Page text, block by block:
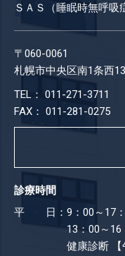
ＳＡＳ（睡眠時無呼吸
〒060-0061
札幌市中央区南1条西
TEL： 011-271-3711
FAX： 011-281-0275
診療時間
平 日： 9：00～17
13：00～16
健康診断